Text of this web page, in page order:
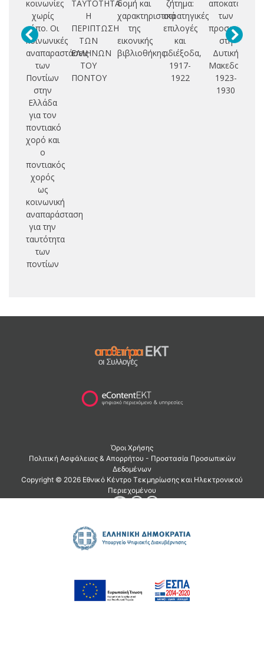
κοινωνίες
χωρίς
τόπο. Οι
κοινωνικές
αναπαραστάσεις
των
Ποντίων
στην
Ελλάδα
για τον
ποντιακό
χορό και
ο
ποντιακός
χορός
ως
κοινωνική
αναπαράσταση
για την
ταυτότητα
των
ποντίων
ΤΑΥΤΟΤΗΤΑ:
Η
ΠΕΡΙΠΤΩΣΗ
ΤΩΝ
ΕΛΛΗΝΩΝ
ΤΟΥ
ΠΟΝΤΟΥ
δομή και
χαρακτηριστικά
της
εικονικής
βιβλιοθήκης
ζήτημα:
στρατηγικές
επιλογές
και
αδιέξοδα,
1917-
1922
των
προσφύγων
στη
Δυτική
Μακεδονία:
1923-
1930